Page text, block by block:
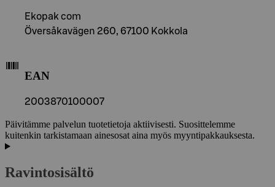
Ekopak com
Översåkavägen 260, 67100 Kokkola
EAN
2003870100007
Päivitämme palvelun tuotetietoja aktiivisesti. Suosittelemme
kuitenkin tarkistamaan ainesosat aina myös myyntipakkauksesta.
Ravintosisältö